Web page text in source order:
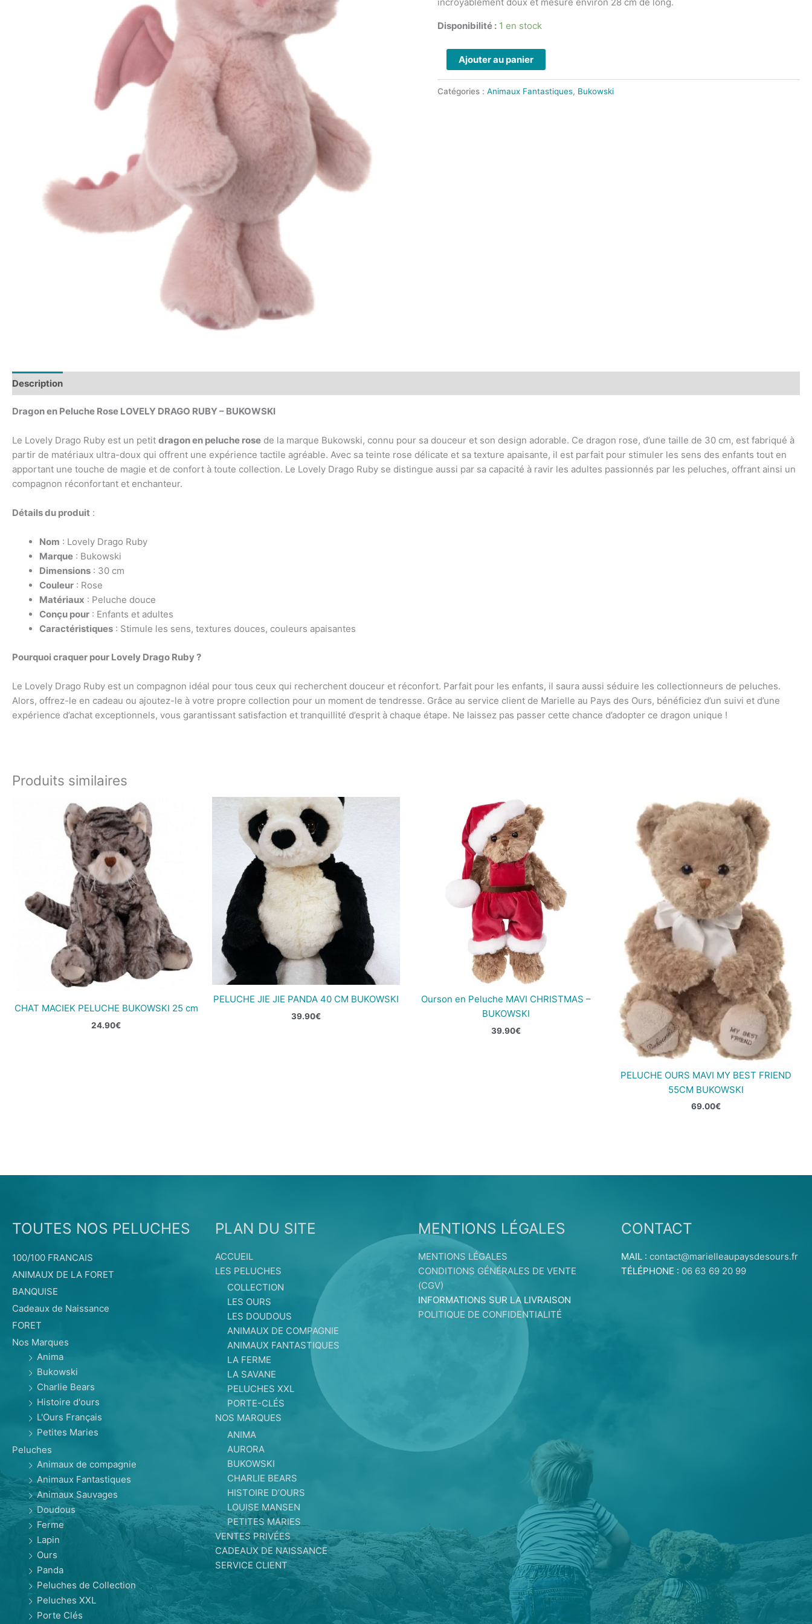
Disponibilité : 1 en stock
RUBY
-
cm
Ajouter au panier
Catégories :Animaux Fantastiques, Bukowski
Description
Dragon en Peluche Rose LOVELY DRAGO RUBY – BUKOWSKI
Le Lovely Drago Ruby est un petit dragon en peluche rose de la marque Bukowski, connu pour sa douceur et son design adorable. Ce dragon rose, d’une taille de 30 cm, est fabriqué à
partir de matériaux ultra-doux qui offrent une expérience tactile agréable. Avec sa teinte rose délicate et sa texture apaisante, il est parfait pour stimuler les sens des enfants tout en
apportant une touche de magie et de confort à toute collection. Le Lovely Drago Ruby se distingue aussi par sa capacité à ravir les adultes passionnés par les peluches, offrant ainsi un
compagnon réconfortant et enchanteur.
Détails du produit :
Nom : Lovely Drago Ruby
Marque : Bukowski
Dimensions : 30 cm
Couleur : Rose
Matériaux : Peluche douce
Conçu pour : Enfants et adultes
Caractéristiques : Stimule les sens, textures douces, couleurs apaisantes
Pourquoi craquer pour Lovely Drago Ruby ?
Le Lovely Drago Ruby est un compagnon idéal pour tous ceux qui recherchent douceur et réconfort. Parfait pour les enfants, il saura aussi séduire les collectionneurs de peluches.
Alors, offrez-le en cadeau ou ajoutez-le à votre propre collection pour un moment de tendresse. Grâce au service client de Marielle au Pays des Ours, bénéficiez d’un suivi et d’une
expérience d’achat exceptionnels, vous garantissant satisfaction et tranquillité d’esprit à chaque étape. Ne laissez pas passer cette chance d’adopter ce dragon unique !
Produits similaires
CHAT MACIEK PELUCHE BUKOWSKI 25 cm
24.90€
PELUCHE JIE JIE PANDA 40 CM BUKOWSKI
39.90€
Ourson en Peluche MAVI CHRISTMAS –
BUKOWSKI
39.90€
PELUCHE OURS MAVI MY BEST FRIEND
55CM BUKOWSKI
69.00€
TOUTES NOS PELUCHES
100/100 FRANCAIS
ANIMAUX DE LA FORET
BANQUISE
Cadeaux de Naissance
FORET
Nos Marques
Anima
Bukowski
Charlie Bears
Histoire d'ours
L'Ours Français
Petites Maries
Peluches
Animaux de compagnie
Animaux Fantastiques
Animaux Sauvages
Doudous
Ferme
Lapin
Ours
Panda
Peluches de Collection
Peluches XXL
Porte Clés
PLAN DU SITE
ACCUEIL
LES PELUCHES
COLLECTION
LES OURS
LES DOUDOUS
ANIMAUX DE COMPAGNIE
ANIMAUX FANTASTIQUES
LA FERME
LA SAVANE
PELUCHES XXL
PORTE-CLÉS
NOS MARQUES
ANIMA
AURORA
BUKOWSKI
CHARLIE BEARS
HISTOIRE D’OURS
LOUISE MANSEN
PETITES MARIES
VENTES PRIVÉES
CADEAUX DE NAISSANCE
SERVICE CLIENT
MENTIONS LÉGALES
MENTIONS LÉGALES
CONDITIONS GÉNÉRALES DE VENTE
(CGV)
INFORMATIONS SUR LA LIVRAISON
POLITIQUE DE CONFIDENTIALITÉ
CONTACT
MAIL : contact@marielleaupaysdesours.fr
TÉLÉPHONE : 06 63 69 20 99